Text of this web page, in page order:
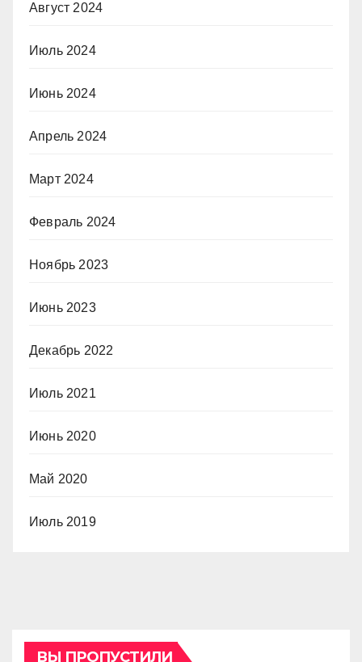
Август 2024
Июль 2024
Июнь 2024
Апрель 2024
Март 2024
Февраль 2024
Ноябрь 2023
Июнь 2023
Декабрь 2022
Июль 2021
Июнь 2020
Май 2020
Июль 2019
ВЫ ПРОПУСТИЛИ